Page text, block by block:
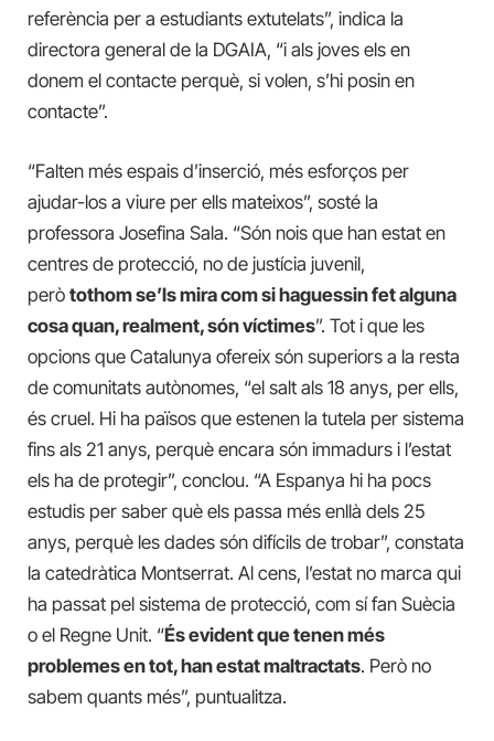
referència per a estudiants extutelats”, indica la
directora general de la DGAIA, “i als joves els en
donem el contacte perquè, si volen, s’hi posin en
contacte”.
“Falten més espais d’inserció, més esforços per
ajudar-los a viure per ells mateixos”, sosté la
professora Josefina Sala. “Són nois que han estat en
centres de protecció, no de justícia juvenil,
però tothom se’ls mira com si haguessin fet alguna
cosa quan, realment, són víctimes”. Tot i que les
opcions que Catalunya ofereix són superiors a la resta
de comunitats autònomes, “el salt als 18 anys, per ells,
és cruel. Hi ha països que estenen la tutela per sistema
fins als 21 anys, perquè encara són immadurs i l’estat
els ha de protegir”, conclou. “A Espanya hi ha pocs
estudis per saber què els passa més enllà dels 25
anys, perquè les dades són difícils de trobar”, constata
la catedràtica Montserrat. Al cens, l’estat no marca qui
ha passat pel sistema de protecció, com sí fan Suècia
o el Regne Unit. “És evident que tenen més
problemes en tot, han estat maltractats. Però no
sabem quants més”, puntualitza.